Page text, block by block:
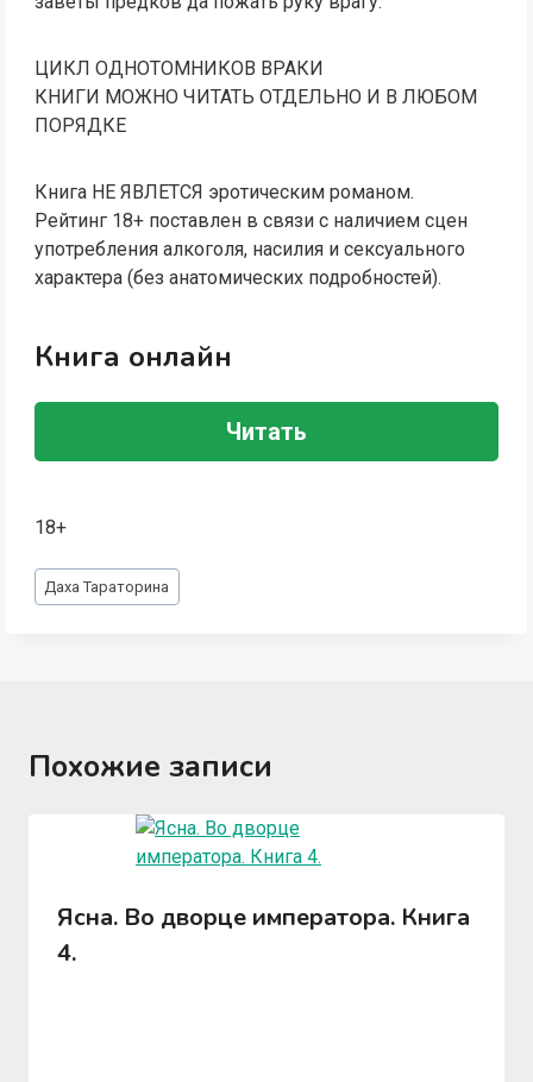
ЦИКЛ ОДНОТОМНИКОВ ВРАКИ
КНИГИ МОЖНО ЧИТАТЬ ОТДЕЛЬНО И В ЛЮБОМ
ПОРЯДКЕ
Книга НЕ ЯВЛЕТСЯ эротическим романом.
Рейтинг 18+ поставлен в связи с наличием сцен
употребления алкоголя, насилия и сексуального
характера (без анатомических подробностей).
Книга онлайн
Читать
18+
Метки
записи:
Даха Тараторина
Похожие записи
Ясна. Во дворце императора. Книга
4.